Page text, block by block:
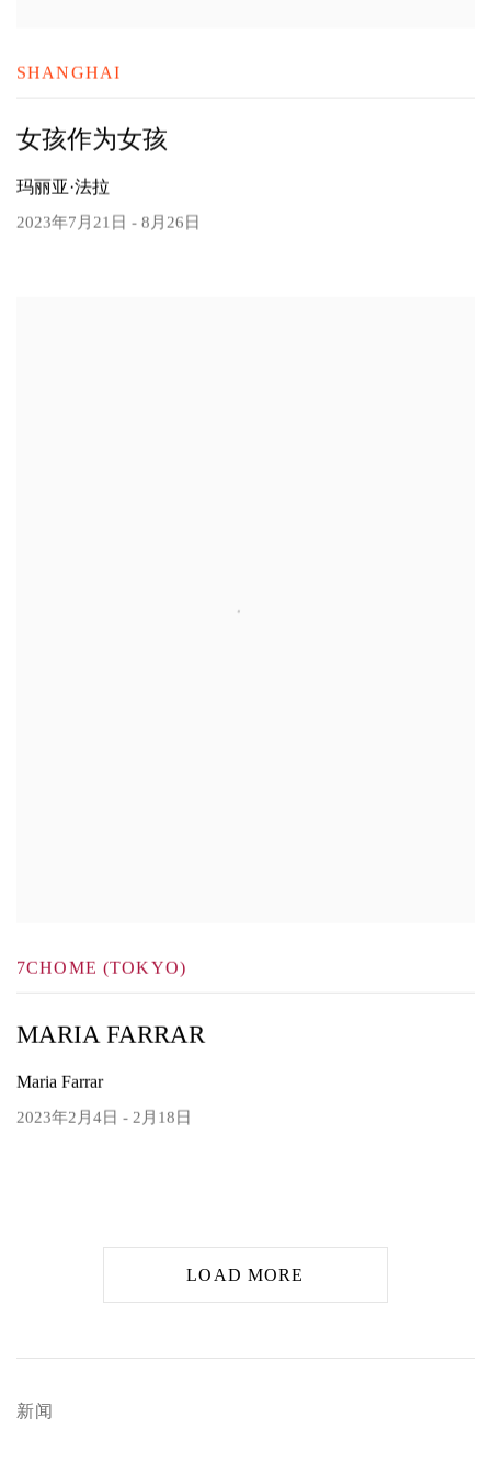
女孩作为女孩
玛丽亚·法拉
2023年7月21日 - 8月26日
SHANGHAI
MARIA FARRAR
Maria Farrar
2023年2月4日 - 2月18日
7CHOME (TOKYO)
LOAD MORE
新闻